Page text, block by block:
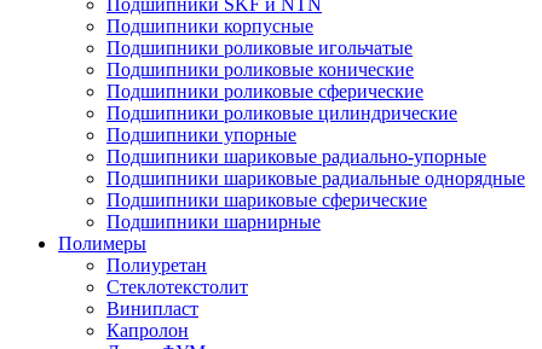
Подшипники SKF и NTN
Подшипники корпусные
Подшипники роликовые игольчатые
Подшипники роликовые конические
Подшипники роликовые сферические
Подшипники роликовые цилиндрические
Подшипники упорные
Подшипники шариковые радиально-упорные
Подшипники шариковые радиальные однорядные
Подшипники шариковые сферические
Подшипники шарнирные
Полимеры
Полиуретан
Стеклотекстолит
Винипласт
Капролон